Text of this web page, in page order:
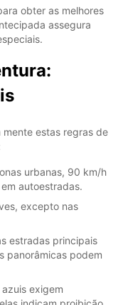
obter as melhores
assegura
mente estas regras de
urbanas, 90 km/h
autoestradas.
excepto nas
estradas principais
panorâmicas podem
exigem